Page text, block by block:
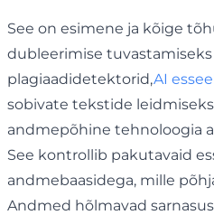
See on esimene ja kõige
dubleerimise
plagiaadidetektorid,AI
sobivate tekstide
andmepõhine tehnoloogia
See kontrollib pakutavaid
andmebaasidega, mille
Andmed hõlmavad